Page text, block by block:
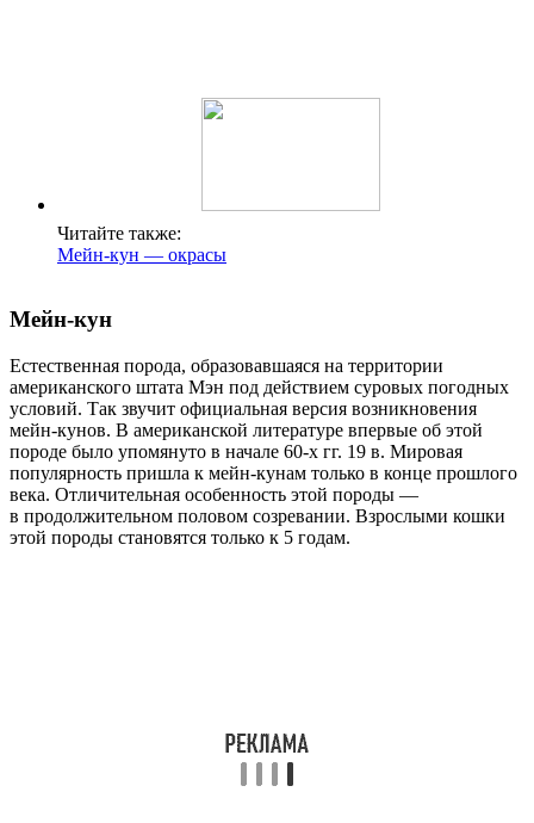
Читайте также:
Мейн-кун — окрасы
Мейн-кун
Естественная порода, образовавшаяся на территории
американского штата Мэн под действием суровых погодных
условий. Так звучит официальная версия возникновения
мейн-кунов. В американской литературе впервые об этой
породе было упомянуто в начале 60-х гг. 19 в. Мировая
популярность пришла к мейн-кунам только в конце прошлого
века. Отличительная особенность этой породы —
в продолжительном половом созревании. Взрослыми кошки
этой породы становятся только к 5 годам.